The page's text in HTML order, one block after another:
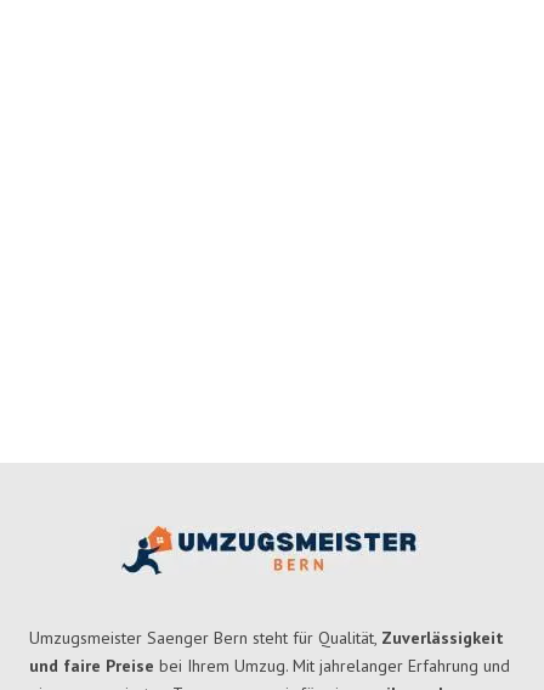
Umzugsmeister Saenger Bern steht für Qualität, Zuverlässigkeit
und faire Preise bei Ihrem Umzug. Mit jahrelanger Erfahrung und